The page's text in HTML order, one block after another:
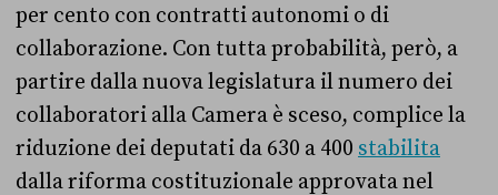
per cento con contratti autonomi o di
collaborazione. Con tutta probabilità, però, a
partire dalla nuova legislatura il numero dei
collaboratori alla Camera è sceso, complice la
riduzione dei deputati da 630 a 400 stabilita
dalla riforma costituzionale approvata nel